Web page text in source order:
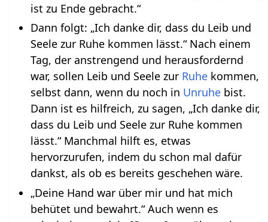
ist zu Ende gebracht.“
Dann folgt: „Ich danke dir, dass du Leib und
Seele zur Ruhe kommen lässt.“ Nach einem
Tag, der anstrengend und herausfordernd
war, sollen Leib und Seele zur Ruhekommen,
selbst dann, wenn du noch in Unruhebist.
Dann ist es hilfreich, zu sagen, „Ich danke dir,
dass du Leib und Seele zur Ruhe kommen
lässt.“ Manchmal hilft es, etwas
hervorzurufen, indem du schon mal dafür
dankst, als ob es bereits geschehen wäre.
„Deine Hand war über mir und hat mich
behütet und bewahrt.“ Auch wenn es